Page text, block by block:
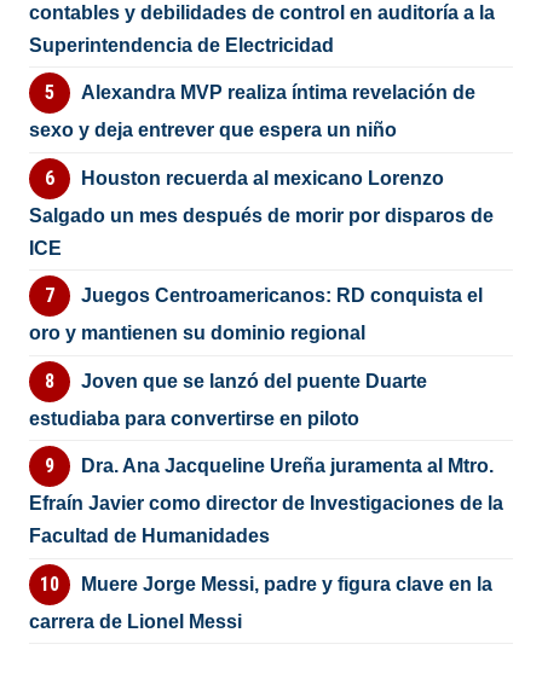
contables y debilidades de control en auditoría a la
Superintendencia de Electricidad
Alexandra MVP realiza íntima revelación de
sexo y deja entrever que espera un niño
Houston recuerda al mexicano Lorenzo
Salgado un mes después de morir por disparos de
ICE
Juegos Centroamericanos: RD conquista el
oro y mantienen su dominio regional
Joven que se lanzó del puente Duarte
estudiaba para convertirse en piloto
Dra. Ana Jacqueline Ureña juramenta al Mtro.
Efraín Javier como director de Investigaciones de la
Facultad de Humanidades
Muere Jorge Messi, padre y figura clave en la
carrera de Lionel Messi